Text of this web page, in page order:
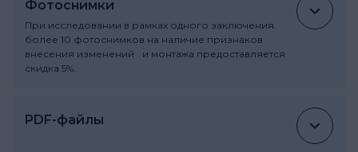
Фотоснимки
При исследовании в рамках одного заключения
более 10 фотоснимков на наличие признаков
внесения изменений и монтажа предоставляется
скидка 5%.
PDF-файлы